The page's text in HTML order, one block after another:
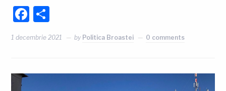
Facebook
1 decembrie 2021 by Politica Broastei 0 comments